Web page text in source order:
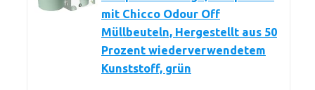
mit Chicco Odour Off
Müllbeuteln, Hergestellt aus 50
Prozent wiederverwendetem
Kunststoff, grün